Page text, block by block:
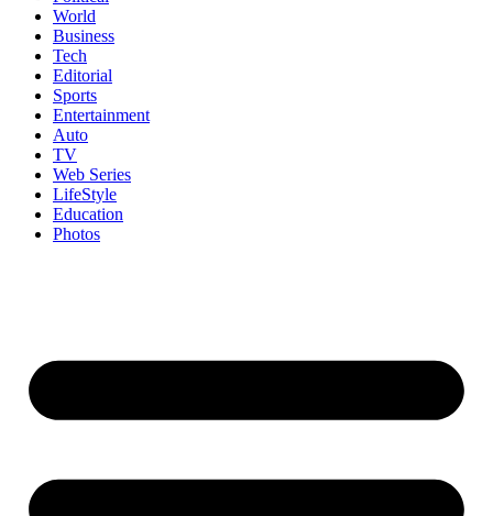
World
Business
Tech
Editorial
Sports
Entertainment
Auto
TV
Web Series
LifeStyle
Education
Photos